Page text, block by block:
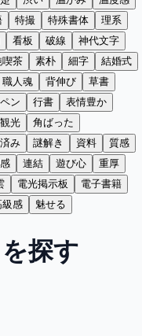
特撮 特殊書体
理系
看板 破線
神代文字
喫茶 素朴 細字
結婚式
職人魂 背伸び
草書
ン 行書
表情豊か
観光
角ばった
み 謎解き 資料
質感
連結 遊び心
重厚
電光掲示板
電子書籍
級感 魅せる
探す